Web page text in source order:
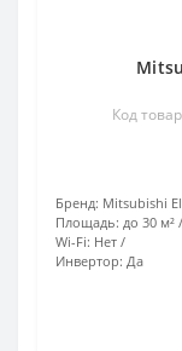
Код
Бренд: Mitsubishi
Площадь: до 30 м²
Wi-Fi: Нет
Инвертор: Да